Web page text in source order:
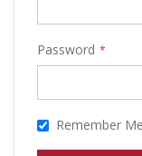
Password
Remember Me